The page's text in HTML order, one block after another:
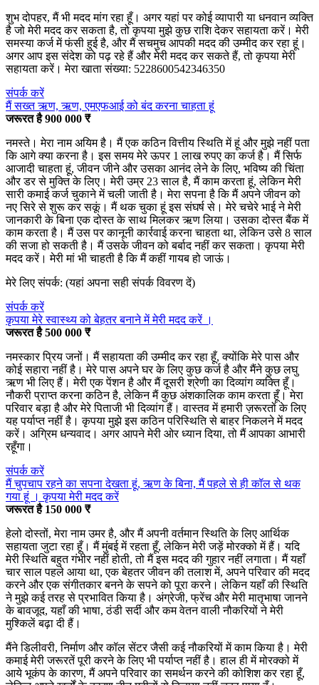
शुभ दोपहर, मैं भी मदद मांग रहा हूँ। अगर यहां पर कोई व्यापारी या धनवान व्यक्ति
है जो मेरी मदद कर सकता है, तो कृपया मुझे कुछ राशि देकर सहायता करें। मेरी
समस्या कर्ज में फंसी हुई है, और मैं सचमुच आपकी मदद की उम्मीद कर रहा हूं।
अगर आप इस संदेश को पढ़ रहे हैं और मेरी मदद कर सकते हैं, तो कृपया मेरी
सहायता करें। मेरा खाता संख्या: 5228600542346350
संपर्क करें
मैं सख्त ऋण, ऋण, एमएफआई को बंद करना चाहता हूं
जरूरत है 900 000 ₹
नमस्ते। मेरा नाम अयिम है। मैं एक कठिन वित्तीय स्थिति में हूं और मुझे नहीं पता
कि आगे क्या करना है। इस समय मेरे ऊपर 1 लाख रुपए का कर्ज है। मैं सिर्फ
आजादी चाहता हूं, जीवन जीने और उसका आनंद लेने के लिए, भविष्य की चिंता
और डर से मुक्ति के लिए। मेरी उम्र 23 साल है, मैं काम करता हूं, लेकिन मेरी
सारी कमाई कर्ज चुकाने में चली जाती है। मेरा सपना है कि मैं अपने जीवन को
नए सिरे से शुरू कर सकूं। मैं थक चुका हूं इस संघर्ष से। मेरे चचेरे भाई ने मेरी
जानकारी के बिना एक दोस्त के साथ मिलकर ऋण लिया। उसका दोस्त बैंक में
काम करता है। मैं उस पर कानूनी कार्रवाई करना चाहता था, लेकिन उसे 8 साल
की सजा हो सकती है। मैं उसके जीवन को बर्बाद नहीं कर सकता। कृपया मेरी
मदद करें। मेरी मां भी चाहती है कि मैं कहीं गायब हो जाऊं।
मेरे लिए संपर्क: (यहां अपना सही संपर्क विवरण दें)
संपर्क करें
कृपया मेरे स्वास्थ्य को बेहतर बनाने में मेरी मदद करें ।
जरूरत है 500 000 ₹
नमस्कार प्रिय जनों। मैं सहायता की उम्मीद कर रहा हूँ, क्योंकि मेरे पास और
कोई सहारा नहीं है। मेरे पास अपने घर के लिए कुछ कर्ज है और मैंने कुछ लघु
ऋण भी लिए हैं। मेरी एक पेंशन है और मैं दूसरी श्रेणी का दिव्यांग व्यक्ति हूँ।
नौकरी प्राप्त करना कठिन है, लेकिन मैं कुछ अंशकालिक काम करता हूँ। मेरा
परिवार बड़ा है और मेरे पिताजी भी दिव्यांग हैं। वास्तव में हमारी ज़रूरतों के लिए
यह पर्याप्त नहीं है। कृपया मुझे इस कठिन परिस्थिति से बाहर निकलने में मदद
करें। अग्रिम धन्यवाद। अगर आपने मेरी ओर ध्यान दिया, तो मैं आपका आभारी
रहूँगा।
संपर्क करें
मैं चुपचाप रहने का सपना देखता हूं, ऋण के बिना, मैं पहले से ही कॉल से थक
गया हूं । कृपया मेरी मदद करें
जरूरत है 150 000 ₹
हेलो दोस्तों, मेरा नाम उमर है, और मैं अपनी वर्तमान स्थिति के लिए आर्थिक
सहायता जुटा रहा हूँ। मैं मुंबई में रहता हूँ, लेकिन मेरी जड़ें मोरक्को में हैं। यदि
मेरी स्थिति बहुत गंभीर नहीं होती, तो मैं इस मदद की गुहार नहीं लगाता। मैं यहाँ
चार साल पहले आया था, एक बेहतर जीवन की तलाश में, अपने परिवार की मदद
करने और एक संगीतकार बनने के सपने को पूरा करने। लेकिन यहाँ की स्थिति
ने मुझे कई तरह से प्रभावित किया है। अंग्रेजी, फ्रेंच और मेरी मातृभाषा जानने
के बावजूद, यहाँ की भाषा, ठंडी सर्दी और कम वेतन वाली नौकरियों ने मेरी
मुश्किलें बढ़ा दी हैं।
मैंने डिलीवरी, निर्माण और कॉल सेंटर जैसी कई नौकरियों में काम किया है। मेरी
कमाई मेरी जरूरतें पूरी करने के लिए भी पर्याप्त नहीं है। हाल ही में मोरक्को में
आये भूकंप के कारण, मैं अपने परिवार का समर्थन करने की कोशिश कर रहा हूँ,